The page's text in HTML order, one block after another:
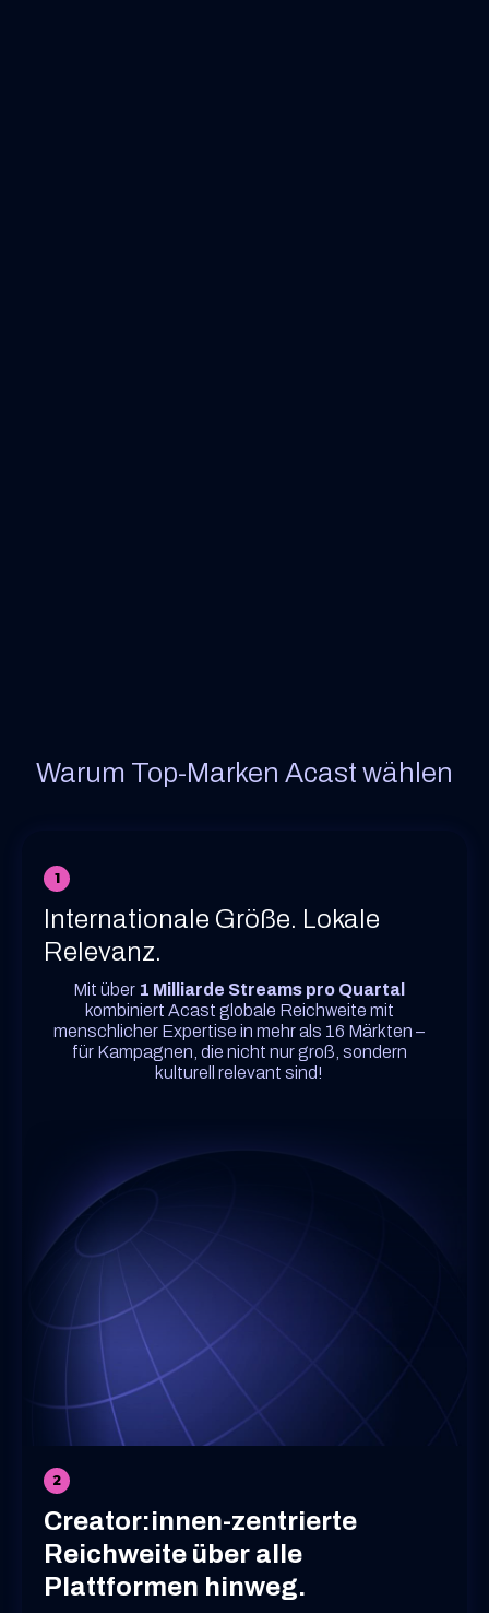
Warum Top-Marken Acast wählen
1
Internationale Größe. Lokale
Relevanz.
Mit über 1 Milliarde Streams pro Quartal
kombiniert Acast globale Reichweite mit
menschlicher Expertise in mehr als 16 Märkten –
für Kampagnen, die nicht nur groß, sondern
kulturell relevant sind!
2
Creator:innen-zentrierte
Reichweite über alle
Plattformen hinweg.